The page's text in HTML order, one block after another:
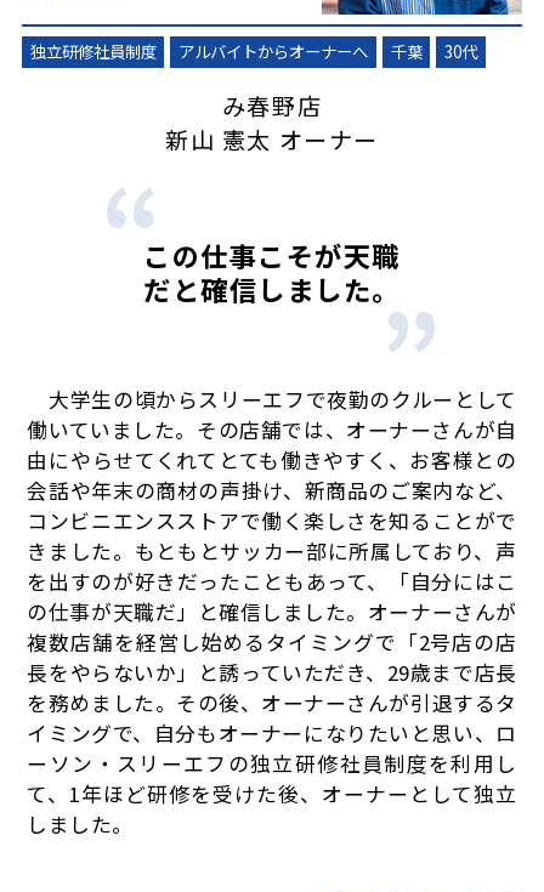
独立研修社員制度 アルバイトからオーナーへ 千葉 30代
み春野店
新山 憲太 オーナー
この仕事こそが天職
だと確信しました。
大学生の頃からスリーエフで夜勤のクルーとして
働いていました。その店舗では、オーナーさんが自
由にやらせてくれてとても働きやすく、お客様との
会話や年末の商材の声掛け、新商品のご案内など、
コンビニエンスストアで働く楽しさを知ることがで
きました。もともとサッカー部に所属しており、声
を出すのが好きだったこともあって、「自分にはこ
の仕事が天職だ」と確信しました。オーナーさんが
複数店舗を経営し始めるタイミングで「2号店の店
長をやらないか」と誘っていただき、29歳まで店長
を務めました。その後、オーナーさんが引退するタ
イミングで、自分もオーナーになりたいと思い、ロ
ーソン・スリーエフの独立研修社員制度を利用し
て、1年ほど研修を受けた後、オーナーとして独立
しました。